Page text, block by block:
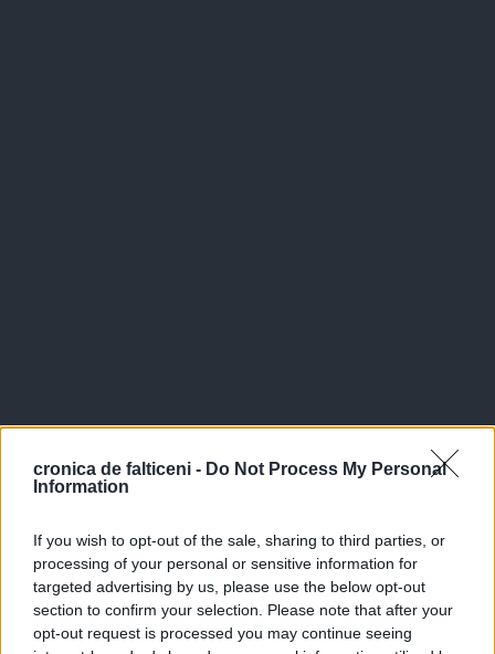
cronica de falticeni - Do Not Process My Personal
Information
If you wish to opt-out of the sale, sharing to third parties, or
processing of your personal or sensitive information for
targeted advertising by us, please use the below opt-out
section to confirm your selection. Please note that after your
opt-out request is processed you may continue seeing